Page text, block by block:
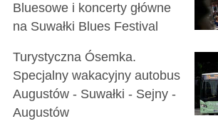
Bluesowe i koncerty główne
na Suwałki Blues Festival
Turystyczna Ósemka.
Specjalny wakacyjny autobus
Augustów - Suwałki - Sejny -
Augustów